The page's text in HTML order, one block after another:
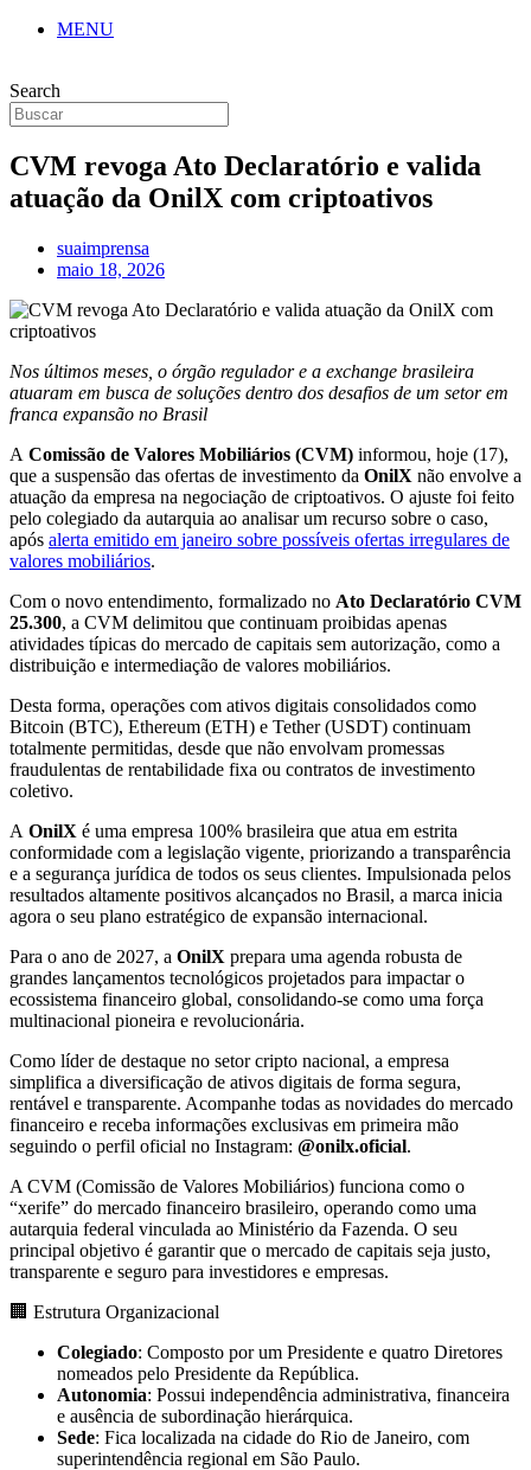
MENU
Search
CVM revoga Ato Declaratório e valida
atuação da OnilX com criptoativos
suaimprensa
maio 18, 2026
Nos últimos meses, o órgão regulador e a exchange brasileira
atuaram em busca de soluções dentro dos desafios de um setor em
franca expansão no Brasil
A Comissão de Valores Mobiliários (CVM) informou, hoje (17),
que a suspensão das ofertas de investimento da OnilX não envolve a
atuação da empresa na negociação de criptoativos. O ajuste foi feito
pelo colegiado da autarquia ao analisar um recurso sobre o caso,
após alerta emitido em janeiro sobre possíveis ofertas irregulares de
valores mobiliários.
Com o novo entendimento, formalizado no Ato Declaratório CVM
25.300, a CVM delimitou que continuam proibidas apenas
atividades típicas do mercado de capitais sem autorização, como a
distribuição e intermediação de valores mobiliários.
Desta forma, operações com ativos digitais consolidados como
Bitcoin (BTC), Ethereum (ETH) e Tether (USDT) continuam
totalmente permitidas, desde que não envolvam promessas
fraudulentas de rentabilidade fixa ou contratos de investimento
coletivo.
A OnilX é uma empresa 100% brasileira que atua em estrita
conformidade com a legislação vigente, priorizando a transparência
e a segurança jurídica de todos os seus clientes. Impulsionada pelos
resultados altamente positivos alcançados no Brasil, a marca inicia
agora o seu plano estratégico de expansão internacional.
Para o ano de 2027, a OnilX prepara uma agenda robusta de
grandes lançamentos tecnológicos projetados para impactar o
ecossistema financeiro global, consolidando-se como uma força
multinacional pioneira e revolucionária.
Como líder de destaque no setor cripto nacional, a empresa
simplifica a diversificação de ativos digitais de forma segura,
rentável e transparente. Acompanhe todas as novidades do mercado
financeiro e receba informações exclusivas em primeira mão
seguindo o perfil oficial no Instagram: @onilx.oficial.
A CVM (Comissão de Valores Mobiliários) funciona como o
“xerife” do mercado financeiro brasileiro, operando como uma
autarquia federal vinculada ao Ministério da Fazenda. O seu
principal objetivo é garantir que o mercado de capitais seja justo,
transparente e seguro para investidores e empresas.
🏢 Estrutura Organizacional
Colegiado: Composto por um Presidente e quatro Diretores
nomeados pelo Presidente da República.
Autonomia: Possui independência administrativa, financeira
e ausência de subordinação hierárquica.
Sede: Fica localizada na cidade do Rio de Janeiro, com
superintendência regional em São Paulo.